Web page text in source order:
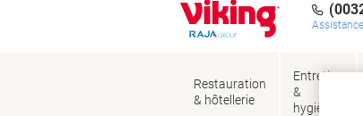
Restauration
& hôtellerie
Entretien
&
hygiène